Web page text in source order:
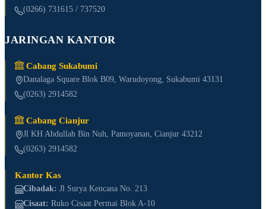
(0266) 731615 / 737520
JARINGAN KANTOR
Cabang Sukabumi
Danalaga Square Blok B09, Warudoyong, Sukabumi 43131
(0263) 2914582
Cabang Cianjur
Jl KH Abdullah Bin Nuh, Pamoyanan, Cianjur 43212
(0263) 2914582
Kantor Kas
Cibadak: Jl Surya Kencana No. 213
Cisaat: Ruko Cisaat Permai Blok A-10